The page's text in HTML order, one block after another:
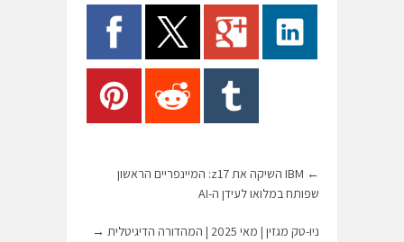
←
IBM השיקה את z17: המיינפריים הראשון
שפותח במלואו לעידן ה-AI
ניו-טק מגזין | מאי 2025 | המהדורה הדיגיטלית →